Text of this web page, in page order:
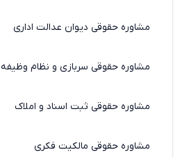
مشاوره حقوقی دیوان عدالت اداری
مشاوره حقوقی سربازی و نظام وظیفه
مشاوره حقوقی ثبت اسناد و املاک
مشاوره حقوقی مالکیت فکری